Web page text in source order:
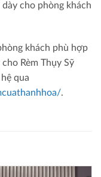
cho phòng khách
khách phù hợp
Rèm Thụy Sỹ
qua
.